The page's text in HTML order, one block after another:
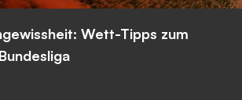
Wett-Tipps zum